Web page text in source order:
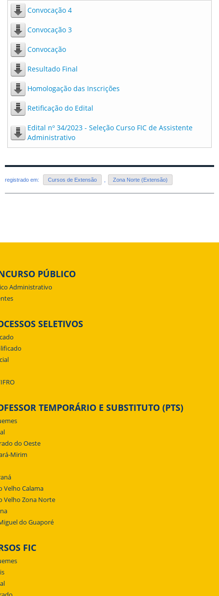
Convocação 4
Convocação 3
Convocação
Resultado Final
Homologação das Inscrições
Retificação do Edital
Edital nº 34/2023 - Seleção Curso FIC de Assistente
Administrativo
registrado em: Cursos de Extensão , Zona Norte (Extensão)
PÚBLICO
Administrativo
SELETIVOS
TEMPORÁRIO E SUBSTITUTO (PTS)
do Oeste
Mirim
Velho Calama
Velho Zona Norte
do Guaporé
FIC